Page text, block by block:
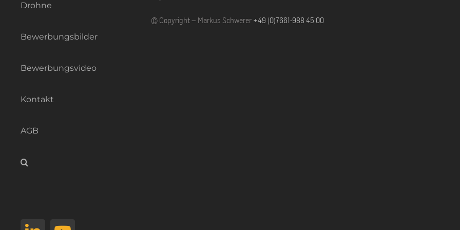
Drohne
Bewerbungsbilder
Bewerbungsvideo
Kontakt
AGB
© Copyright – Markus Schwerer +49 (0)7661-988 45 00